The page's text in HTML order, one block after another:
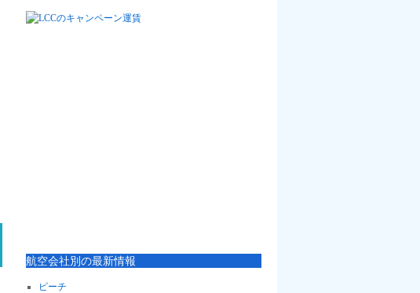
航空会社別の最新情報
ピーチ